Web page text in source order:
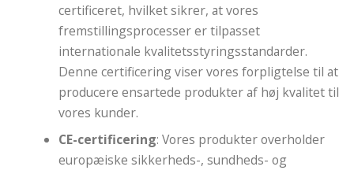
certificeret, hvilket sikrer, at vores
fremstillingsprocesser er tilpasset
internationale kvalitetsstyringsstandarder.
Denne certificering viser vores forpligtelse til at
producere ensartede produkter af høj kvalitet til
vores kunder.
CE-certificering: Vores produkter overholder
europæiske sikkerheds-, sundheds- og